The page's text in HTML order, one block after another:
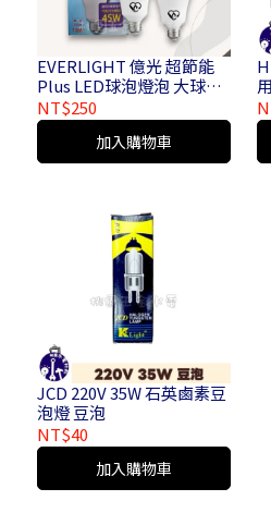
EVERLIGHT 億光 超節能
Plus LED球泡燈泡 大球泡
18W 23W
NT$250
加入購物車
JCD 220V 35W 石英鹵素豆
泡燈 豆泡
NT$40
加入購物車